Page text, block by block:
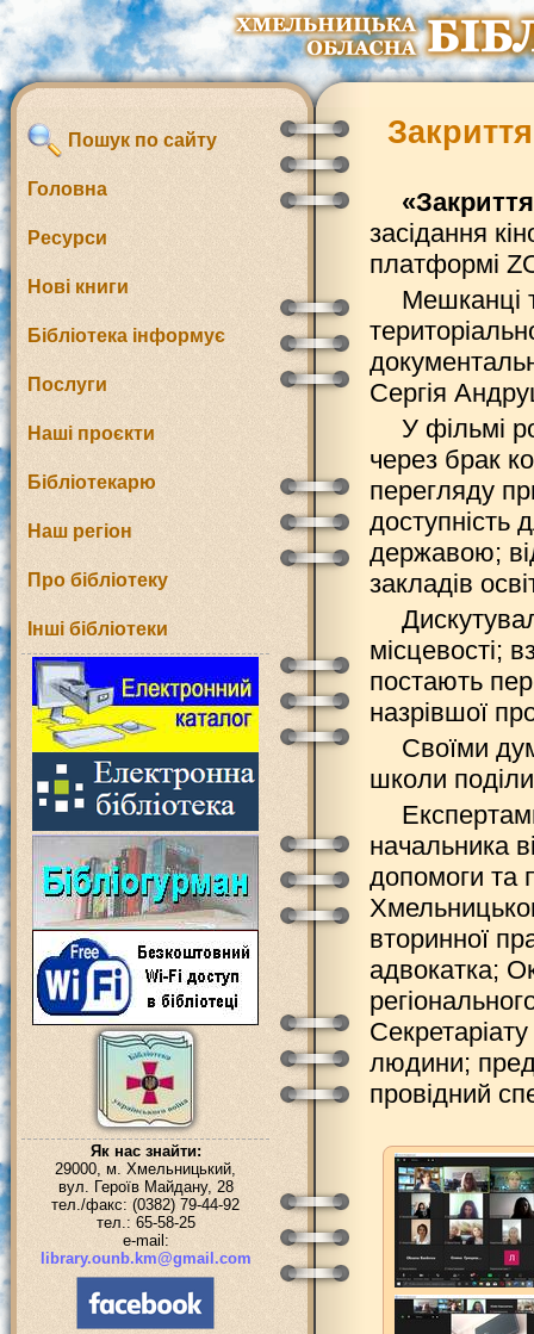
Пошук по сайту
Головна
Ресурси
Нові книги
Бібліотека інформує
Послуги
Наші проєкти
Бібліотекарю
Наш регіон
Про бібліотеку
Інші бібліотеки
Як нас знайти:
29000, м. Хмельницький,
вул. Героїв Майдану, 28
тел./факс: (0382) 79-44-92
тел.: 65-58-25
e-mail:
library.ounb.km@gmail.com
засідання
платформі
Мешканці
Сергія
У фільмі
через брак
перегляду
доступність
державою;
закладів
місцевості;
постають
назрівшої
Своїми
школи
начальника
допомоги та
вторинної
адвокатка;
людини;
провідний